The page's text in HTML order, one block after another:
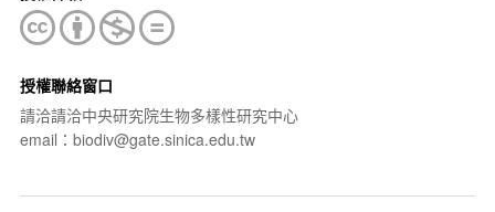
授權聯絡窗口
請洽請洽中央研究院生物多樣性研究中心
email：biodiv@gate.sinica.edu.tw